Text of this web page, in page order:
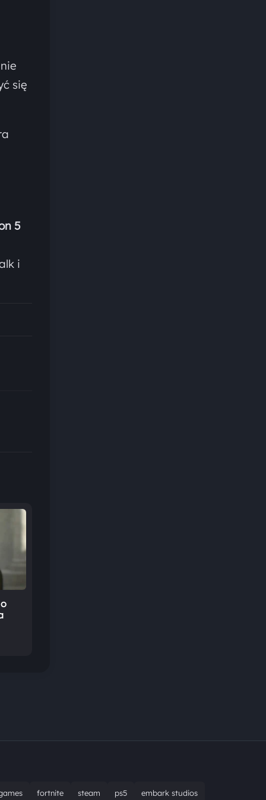
się
5
i
fortnite steam ps5 embark studios